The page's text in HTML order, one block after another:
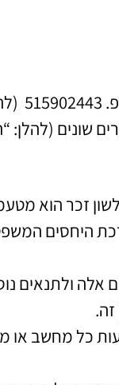
שונים (להלן:
זכר הוא
היחסים
ולתנאים
כל מחשב או